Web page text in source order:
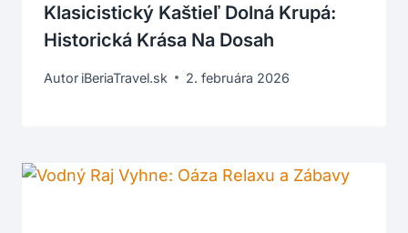
Klasicistický Kaštieľ Dolná Krupá:
Historická Krása Na Dosah
Autor iBeriaTravel.sk 2. februára 2026